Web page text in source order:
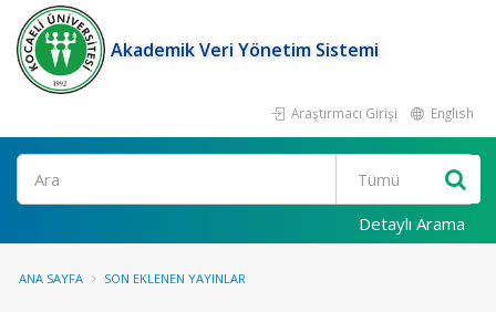
Akademik Veri Yönetim Sistemi
Araştırmacı Girişi English
Ara
Detaylı Arama
ANA SAYFA SON EKLENEN YAYINLAR